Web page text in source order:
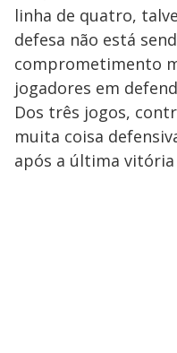
linha de quatro,
defesa não está
comprometimento
jogadores em
Dos três jogos,
muita coisa
após a última